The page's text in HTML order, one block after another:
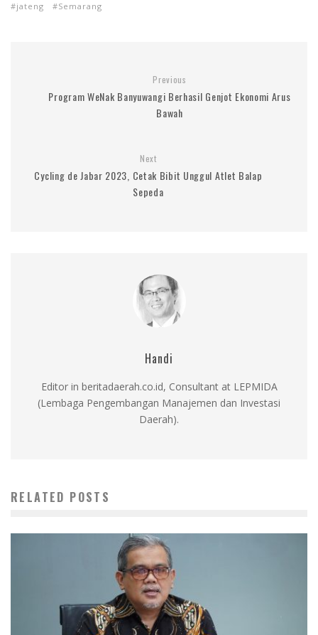
jateng Semarang
Previous
Program WeNak Banyuwangi Berhasil Genjot Ekonomi Arus
Bawah
Next
Cycling de Jabar 2023, Cetak Bibit Unggul Atlet Balap
Sepeda
Handi
Editor in beritadaerah.co.id, Consultant at LEPMIDA
(Lembaga Pengembangan Manajemen dan Investasi
Daerah).
RELATED POSTS